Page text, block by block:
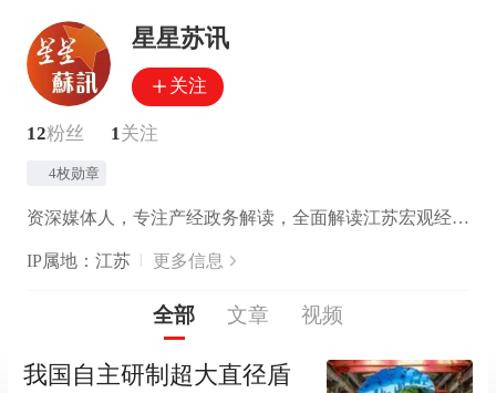
星星苏讯
关注
12粉丝 1 关注
4枚勋章
资深媒体人，专注产经政务解读，全面解读江苏宏观经济政策，宣传江苏全面深化改革任务。
IP属地：江苏 更多信息
全部 文章 视频
我国自主研制超大直径盾